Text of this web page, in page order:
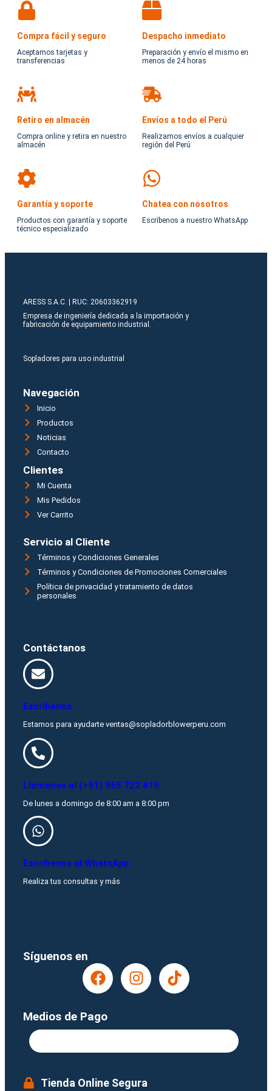
Compra fácil y seguro
Aceptamos tarjetas y
transferencias
Despacho inmediato
Preparación y envío el mismo en
menos de 24 horas
Retiro en almacén
Compra online y retira en nuestro
almacén
Envíos a todo el Perú
Realizamos envíos a cualquier
región del Perú
Garantía y soporte
Productos con garantía y soporte
técnico especializado
Chatea con nosotros
Escríbenos a nuestro WhatsApp
ARESS S.A.C. | RUC: 20603362919
Empresa de ingeniería dedicada a la importación y
fabricación de equipamiento industrial.
Sopladores para uso industrial
Navegación
Inicio
Productos
Noticias
Contacto
Clientes
Mi Cuenta
Mis Pedidos
Ver Carrito
Servicio al Cliente
Términos y Condiciones Generales
Términos y Condiciones de Promociones Comerciales
Política de privacidad y tratamiento de datos
personales
Contáctanos
Escríbenos
Estamos para ayudarte ventas@sopladorblowerperu.com
Llámanos al (+51) 965 722 415
De lunes a domingo de 8:00 am a 8:00 pm
Escríbenos al WhatsApp
Realiza tus consultas y más
Síguenos en
Medios de Pago
Tienda Online Segura